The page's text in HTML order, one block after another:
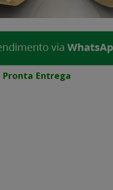
Pronta Entrega